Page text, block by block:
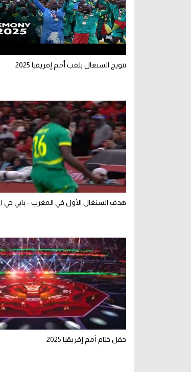
تتويج السنغال بلقب أمم إفريقيا 2025
هدف السنغال الأول في المغرب - بابي جي
حفل ختام أمم إفريقيا 2025